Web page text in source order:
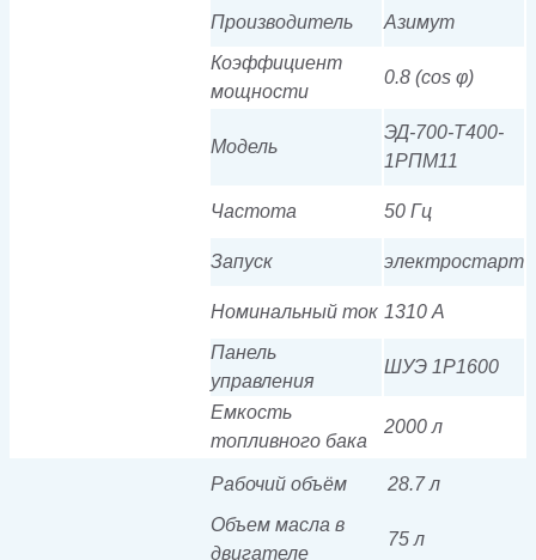
Производитель
Азимут
Коэффициент
мощности
0.8 (cos φ)
Модель
ЭД-700-Т400-
1РПМ11
Частота 50 Гц
Запуск электростарт
Номинальный ток 1310 А
Панель
управления
ШУЭ 1Р1600
Емкость
топливного бака
2000 л
Рабочий объём
28.7 л
Объем масла в
двигателе
75 л